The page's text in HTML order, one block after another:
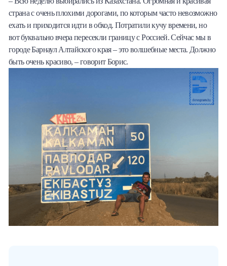
страна с очень плохими дорогами, по которым часто невозможно
ехать и приходится идти в обход. Потратили кучу времени, но
вот буквально вчера пересекли границу с Россией. Сейчас мы в
городе Барнаул Алтайского края – это волшебные места. Должно
быть очень красиво, – говорит Борис.